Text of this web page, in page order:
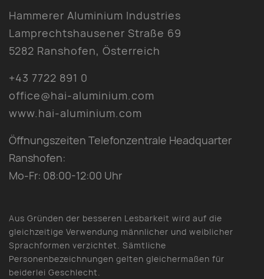
Hammerer Aluminium Industries
Lamprechtshausener Straße 69
5282 Ranshofen, Österreich
+43 7722 891 0
office@hai-aluminium.com
www.hai-aluminium.com
Öffnungszeiten Telefonzentrale Headquarter
Ranshofen:
Mo-Fr: 08:00-12:00 Uhr
Aus Gründen der besseren Lesbarkeit wird auf die
gleichzeitige Verwendung männlicher und weiblicher
Sprachformen verzichtet. Sämtliche
Personenbezeichnungen gelten gleichermaßen für
beiderlei Geschlecht.